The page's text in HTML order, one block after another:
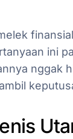
ini
nggak